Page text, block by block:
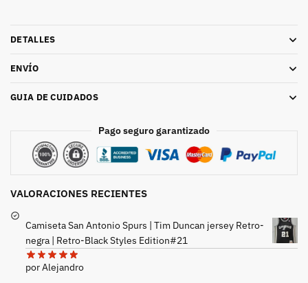
DETALLES
ENVÍO
GUIA DE CUIDADOS
Pago seguro garantizado
VALORACIONES RECIENTES
Camiseta San Antonio Spurs | Tim Duncan jersey Retro-
negra | Retro-Black Styles Edition#21
por Alejandro